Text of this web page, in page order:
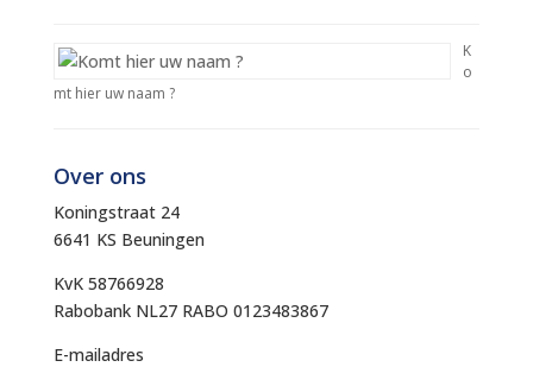
K
o
mt hier uw naam ?
Over ons
Koningstraat 24
6641 KS Beuningen
KvK 58766928
Rabobank NL27 RABO 0123483867
E-mailadres